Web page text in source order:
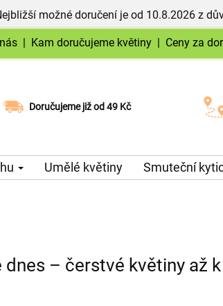
možné doručení je od 10.8.2026 z
| Kam doručujeme květiny | Ceny za
Doručujeme již od 49 Kč
Možný výběr času a dne doručení
Umělé květiny Smuteční
– čerstvé květiny až